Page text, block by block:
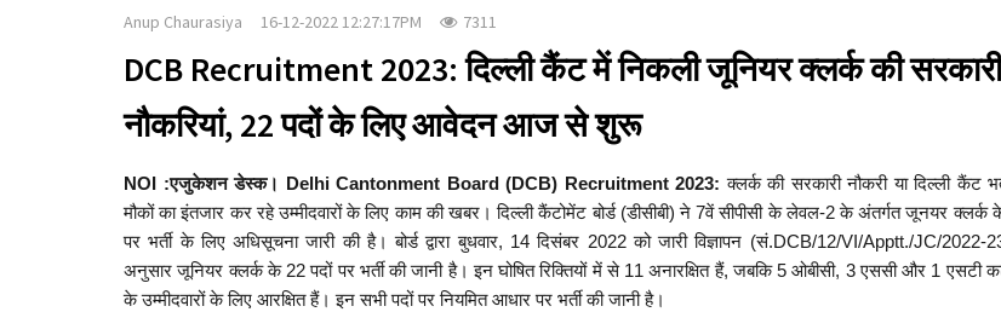
Anup Chaurasiya 16-12-2022 12:27:17PM 7311
DCB Recruitment 2023: दिल्ली कैंट में निकली जूनियर क्लर्क की सरकारी
नौकरियां, 22 पदों के लिए आवेदन आज से शुरू
NOI :एजुकेशन डेस्क। Delhi Cantonment Board (DCB) Recruitment 2023:क्लर्क की सरकारी नौकरी या दिल्ली कैंट
मौकों का इंतजार कर रहे उम्मीदवारों के लिए काम की खबर। दिल्ली कैंटोमेंट बोर्ड (डीसीबी) ने 7वें सीपीसी के लेवल-2 के अंतर्गत जूनयर क्लर्क
पर भर्ती के लिए अधिसूचना जारी की है। बोर्ड द्वारा बुधवार, 14 दिसंबर 2022 को जारी विज्ञापन (सं.DCB/12/VI/Apptt./JC/2022-
अनुसार जूनियर क्लर्क के 22 पदों पर भर्ती की जानी है। इन घोषित रिक्तियों में से 11 अनारक्षित हैं, जबकि 5 ओबीसी, 3 एससी और 1 एसटी
के उम्मीदवारों के लिए आरक्षित हैं। इन सभी पदों पर नियमित आधार पर भर्ती की जानी है।